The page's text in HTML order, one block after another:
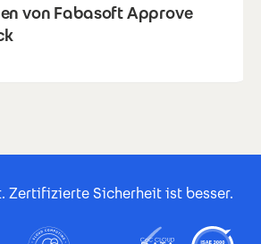
von Fabasoft Approve
Zertifizierte Sicherheit ist besser.